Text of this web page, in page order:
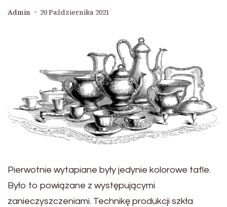
Admin 20 Października 2021
Pierwotnie wytapiane były jedynie kolorowe tafle.
Było to powiązane z występującymi
zanieczyszczeniami. Technikę produkcji szkła